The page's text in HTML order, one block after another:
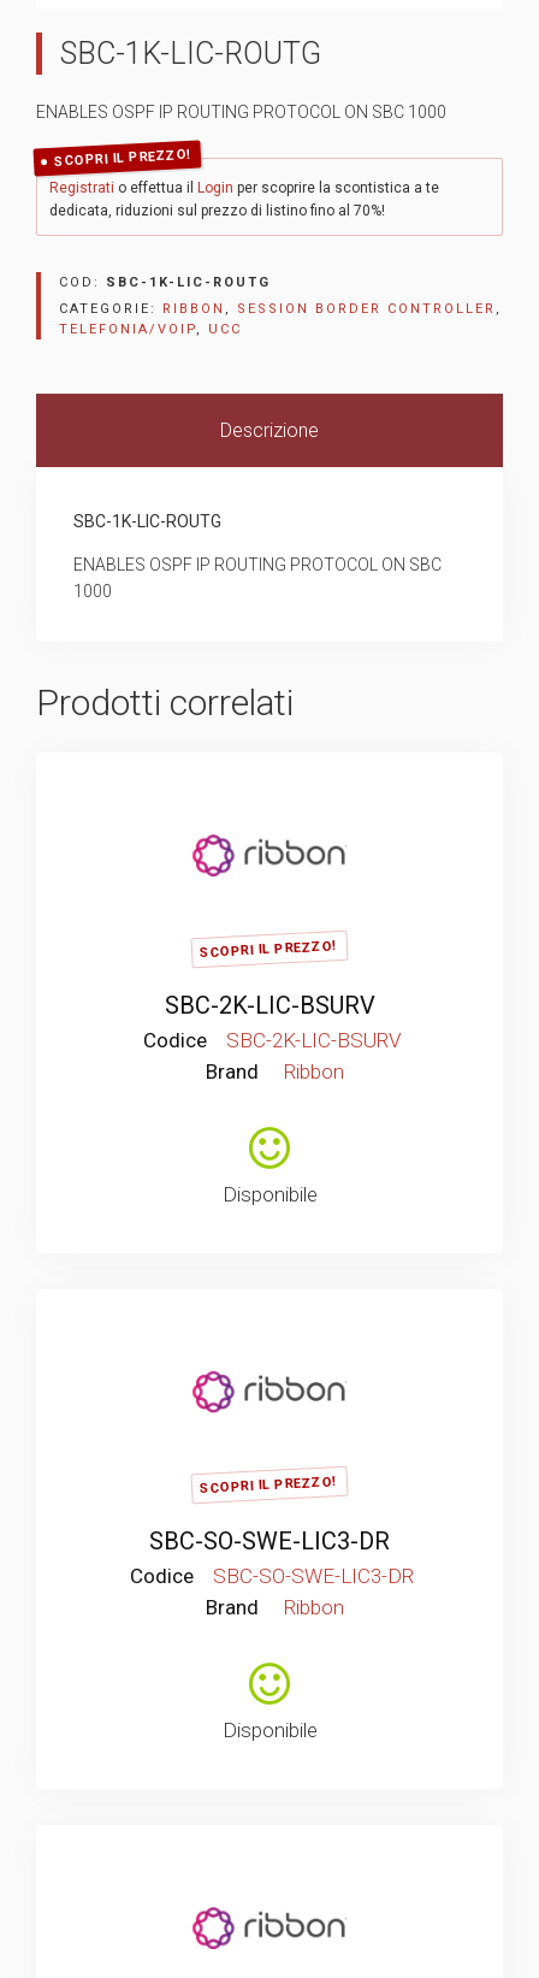
SBC-1K-LIC-ROUTG
ENABLES OSPF IP ROUTING PROTOCOL ON SBC 1000
SCOPRI IL PREZZO!
Registrati o effettua il Login per scoprire la scontistica a te
dedicata, riduzioni sul prezzo di listino fino al 70%!
COD: SBC-1K-LIC-ROUTG
CATEGORIE: RIBBON , SESSION BORDER CONTROLLER ,
TELEFONIA/VOIP, UCC
Descrizione
SBC-1K-LIC-ROUTG
ENABLES OSPF IP ROUTING PROTOCOL ON SBC
1000
Prodotti correlati
SCOPRI IL PREZZO!
SBC-2K-LIC-BSURV
Codice
SBC-2K-LIC-BSURV
Brand
Ribbon
Disponibile
SCOPRI IL PREZZO!
SBC-SO-SWE-LIC3-DR
Codice
SBC-SO-SWE-LIC3-DR
Brand
Ribbon
Disponibile